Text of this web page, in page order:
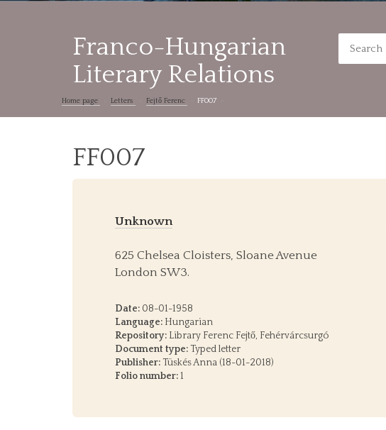
Franco-Hungarian
Literary Relations
Home page Letters Fejtő Ferenc FF007
FF007
Unknown
625 Chelsea Cloisters, Sloane Avenue
London SW3.
Date: 08-01-1958
Language: Hungarian
Repository: Library Ferenc Fejtő, Fehérvárcsurgó
Document type: Typed letter
Publisher: Tüskés Anna (18-01-2018)
Folio number:1